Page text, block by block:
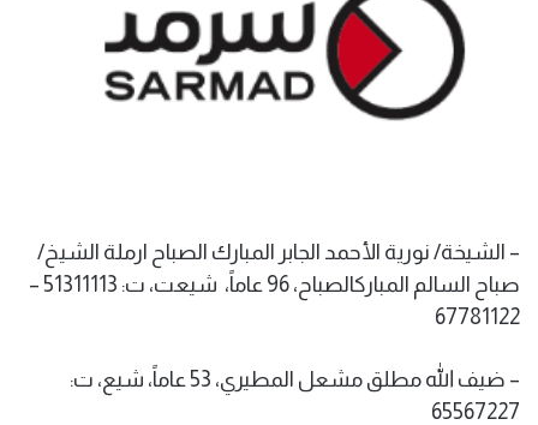
– الشيخة/ نورية الأحمد الجابر المبارك الصباح ارملة الشيخ/
صباح السالم المباركالصباح، 96 عاماً، شيعت، ت: 51311113 –
67781122
– ضيف الله مطلق مشعل المطيري، 53 عاماً، شيع، ت:
65567227